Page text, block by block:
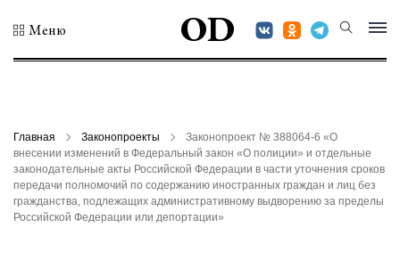
Меню OD
Главная Законопроекты
Законопроект № 388064-6 «О
внесении изменений в Федеральный закон «О полиции» и отдельные
законодательные акты Российской Федерации в части уточнения сроков
передачи полномочий по содержанию иностранных граждан и лиц без
гражданства, подлежащих административному выдворению за пределы
Российской Федерации или депортации»